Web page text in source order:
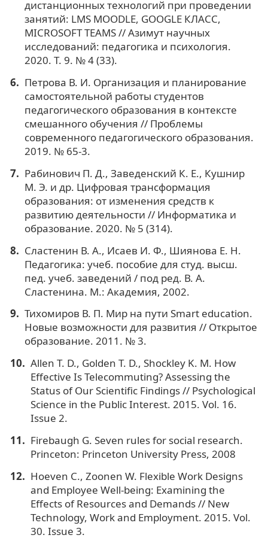
дистанционных технологий при проведении
занятий: LMS MOODLE, GOOGLE КЛАСС,
MICROSOFT TEAMS // Азимут научных
исследований: педагогика и психология.
2020. Т. 9. № 4 (33).
Петрова В. И. Организация и планирование
самостоятельной работы студентов
педагогического образования в контексте
смешанного обучения // Проблемы
современного педагогического образования.
2019. № 65-3.
Рабинович П. Д., Заведенский К. Е., Кушнир
М. Э. и др. Цифровая трансформация
образования: от изменения средств к
развитию деятельности // Информатика и
образование. 2020. № 5 (314).
Сластенин В. А., Исаев И. Ф., Шиянова Е. Н.
Педагогика: учеб. пособие для студ. высш.
пед. учеб. заведений / под ред. В. А.
Сластенина. М.: Академия, 2002.
Тихомиров В. П. Мир на пути Smart education.
Новые возможности для развития // Открытое
образование. 2011. № 3.
Allen T. D., Golden T. D., Shockley K. M. How
Effective Is Telecommuting? Assessing the
Status of Our Scientific Findings // Psychological
Science in the Public Interest. 2015. Vol. 16.
Issue 2.
Firebaugh G. Seven rules for social research.
Princeton: Princeton University Press, 2008
Hoeven C., Zoonen W. Flexible Work Designs
and Employee Well-being: Examining the
Effects of Resources and Demands // New
Technology, Work and Employment. 2015. Vol.
30. Issue 3.